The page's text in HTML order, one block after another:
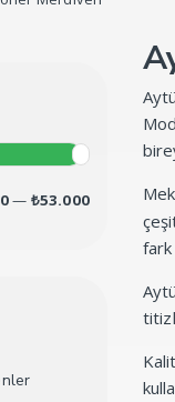
En
En
— ₺53.000
fark